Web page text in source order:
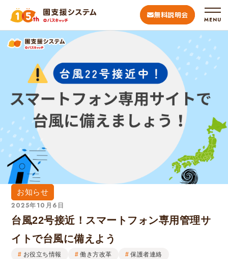
無料説明会
MENU
お知らせ
2025年10月6日
台風22号接近！スマートフォン専用管理サ
イトで台風に備えよう
お役立ち情報 働き方改革 保護者連絡